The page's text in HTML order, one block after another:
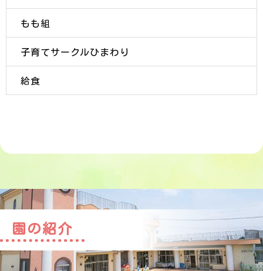
もも組
子育てサークルひまわり
給食
園の紹介